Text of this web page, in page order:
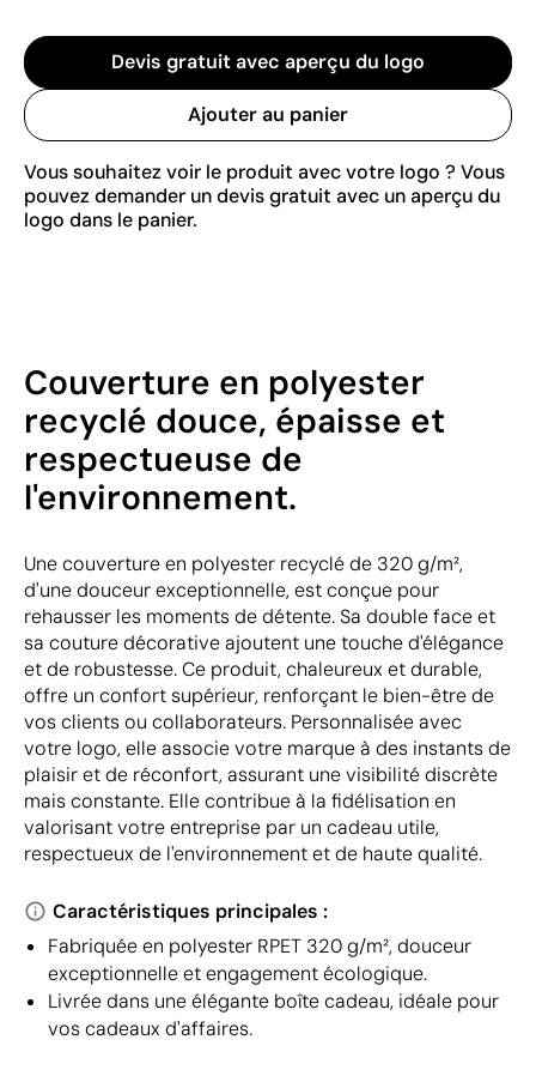
Devis gratuit avec aperçu du logo
Ajouter au panier
Vous souhaitez voir le produit avec votre logo ? Vous
pouvez demander un devis gratuit avec un aperçu du
logo dans le panier.
Couverture en polyester
recyclé douce, épaisse et
respectueuse de
l'environnement.
Une couverture en polyester recyclé de 320 g/m²,
d'une douceur exceptionnelle, est conçue pour
rehausser les moments de détente. Sa double face et
sa couture décorative ajoutent une touche d'élégance
et de robustesse. Ce produit, chaleureux et durable,
offre un confort supérieur, renforçant le bien-être de
vos clients ou collaborateurs. Personnalisée avec
votre logo, elle associe votre marque à des instants de
plaisir et de réconfort, assurant une visibilité discrète
mais constante. Elle contribue à la fidélisation en
valorisant votre entreprise par un cadeau utile,
respectueux de l'environnement et de haute qualité.
Caractéristiques principales :
Fabriquée en polyester RPET 320 g/m², douceur
exceptionnelle et engagement écologique.
Livrée dans une élégante boîte cadeau, idéale pour
vos cadeaux d'affaires.